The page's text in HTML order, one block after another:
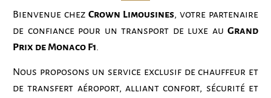
Bienvenue chez Crown Limousines, votre partenaire
de confiance pour un transport de luxe au Grand
Prix de Monaco F1
Nous proposons un service exclusif de chauffeur et
de transfert aéroport, alliant confort, sécurité et